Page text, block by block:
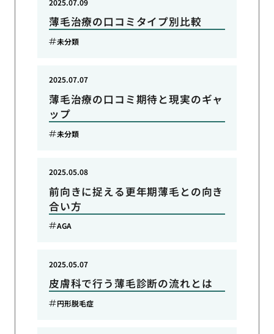
薄毛治療の口コミタイプ別比較
未分類
薄毛治療の口コミ期待と現実のギャ
ップ
2025.07.07
未分類
前向きに捉える更年期薄毛との向き
合い方
2025.05.08
AGA
皮膚科で行う薄毛診断の流れとは
2025.05.07
円形脱毛症